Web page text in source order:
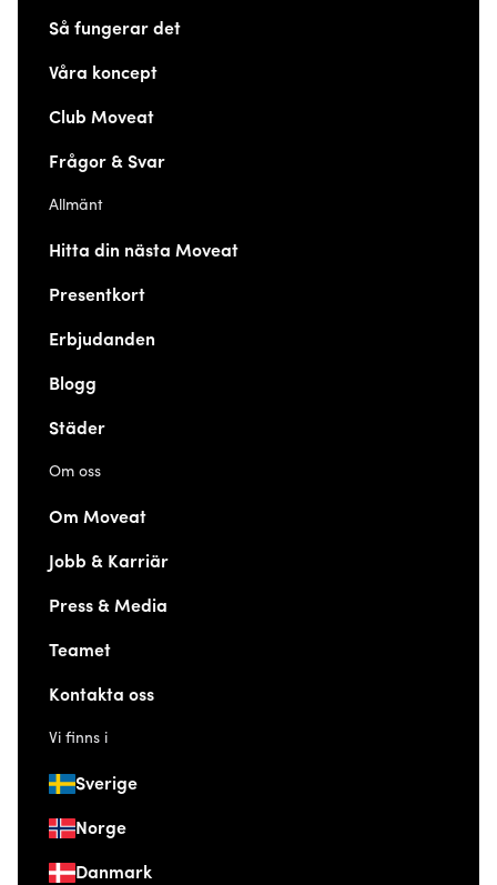
Så fungerar det
Våra koncept
Club Moveat
Frågor & Svar
Allmänt
Hitta din nästa Moveat
Presentkort
Erbjudanden
Blogg
Städer
Om oss
Om Moveat
Jobb & Karriär
Press & Media
Teamet
Kontakta oss
Vi finns i
Sverige
Norge
Danmark